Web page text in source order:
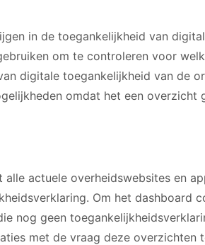
in de toegankelijkheid van
om te controleren voor
digitale toegankelijkheid van de
omdat het een overzicht
actuele overheidswebsites en
Om het dashboard
nog geen
met de vraag deze overzichten